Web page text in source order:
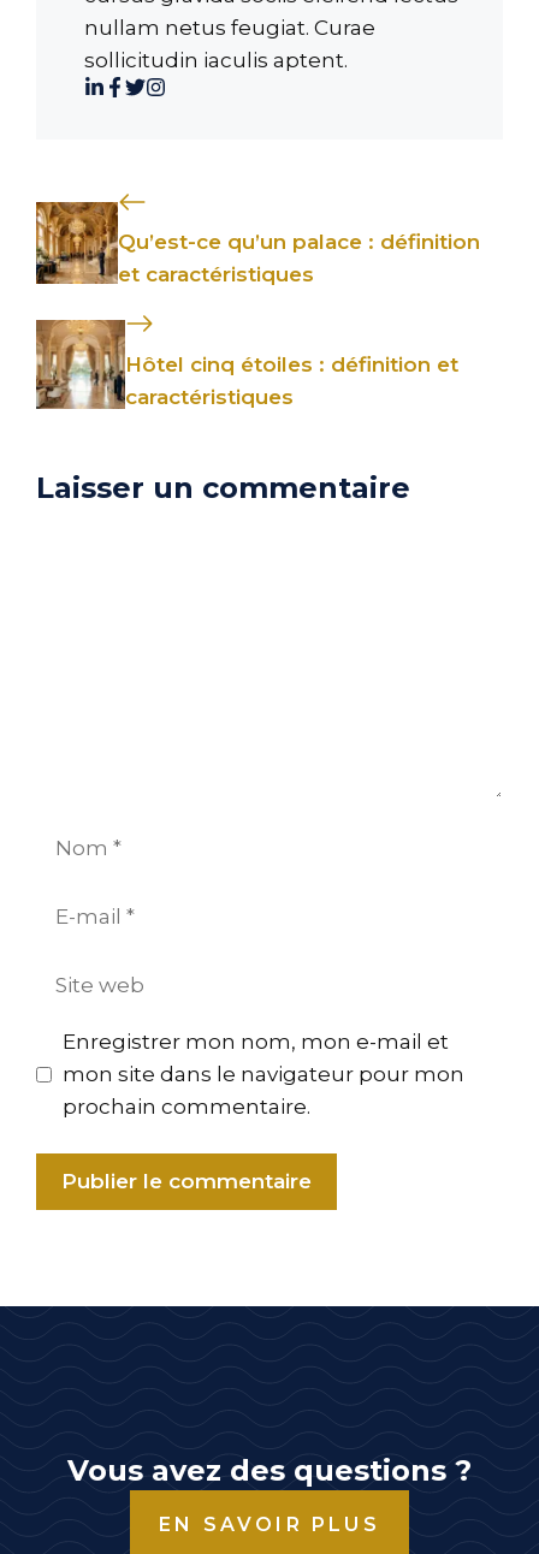
nullam netus feugiat. Curae
sollicitudin iaculis aptent.
Qu’est-ce qu’un palace : définition
et caractéristiques
Hôtel cinq étoiles : définition et
caractéristiques
Laisser un commentaire
Site
Enregistrer mon nom, mon e-mail et
mon site dans le navigateur pour mon
prochain commentaire.
Vous avez des questions ?
EN SAVOIR PLUS